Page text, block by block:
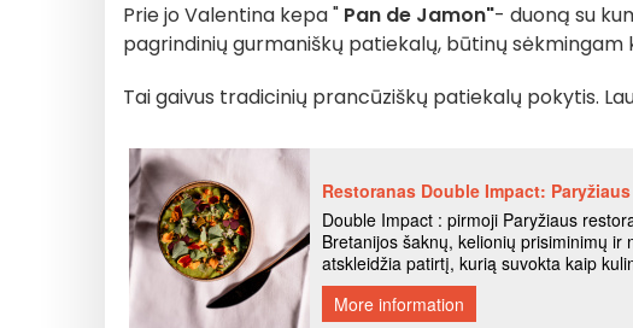
Prie jo Valentina kepa " Pan de Jamon"- duoną su
pagrindinių gurmaniškų patiekalų, būtinų sėkmingam
Tai gaivus tradicinių prancūziškų patiekalų pokytis.